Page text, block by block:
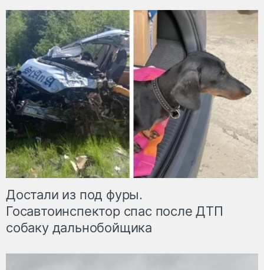
Достали из под фуры.
Госавтоинспектор спас после ДТП
собаку дальнобойщика